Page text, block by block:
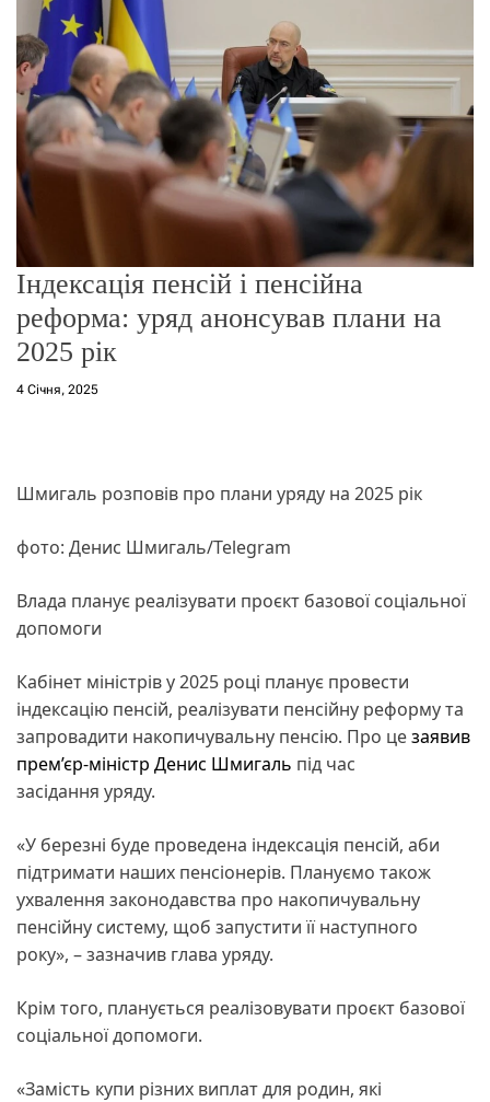
е
ж
и
у
Індексація пенсій і пенсійна
реформа: уряд анонсував плани на
2025 рік
4 Січня, 2025
Шмигаль розповів про плани уряду на 2025 рік
фото: Денис Шмигаль/Telegram
Влада планує реалізувати проєкт базової соціальної
допомоги
Кабінет міністрів у 2025 році планує провести
індексацію пенсій, реалізувати пенсійну реформу та
запровадити накопичувальну пенсію. Про цезаявив
прем’єр-міністр Денис Шмигаль під час
засідання уряду.
«У березні буде проведена індексація пенсій, аби
підтримати наших пенсіонерів. Плануємо також
ухвалення законодавства про накопичувальну
пенсійну систему, щоб запустити її наступного
року», – зазначив глава уряду.
Крім того, планується реалізовувати проєкт базової
соціальної допомоги.
«Замість купи різних виплат для родин, які